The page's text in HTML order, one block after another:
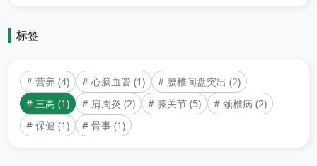
标签
# 营养 (4) # 心脑血管 (1)
# 腰椎间盘突出 (2)
# 三高 (1)
# 肩周炎 (2) # 膝关节 (5)
# 颈椎病 (2)
# 保健 (1)
# 骨事 (1)